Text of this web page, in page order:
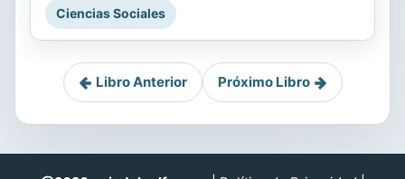
Ciencias Sociales
Libro Anterior Próximo Libro